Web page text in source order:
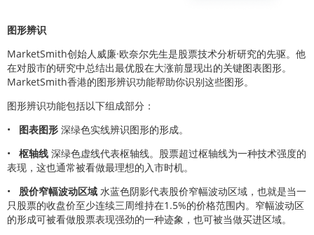
图形辨识
MarketSmith创始人威廉·欧奈尔先生是股票技术分析研究的先驱。他
在对股市的研究中总结出最优股在大涨前显现出的关键图表图形。
MarketSmith香港的图形辨识功能帮助你识别这些图形。
图形辨识功能包括以下组成部分：
• 图表图形 深绿色实线辨识图形的形成。
• 枢轴线 深绿色虚线代表枢轴线。股票超过枢轴线为一种技术强度的
表现，这也通常被看做最理想的入市时机。
• 股价窄幅波动区域 水蓝色阴影代表股价窄幅波动区域，也就是当一
只股票的收盘价至少连续三周维持在1.5%的价格范围内。窄幅波动区
的形成可被看做股票表现强劲的一种迹象，也可被当做买进区域。